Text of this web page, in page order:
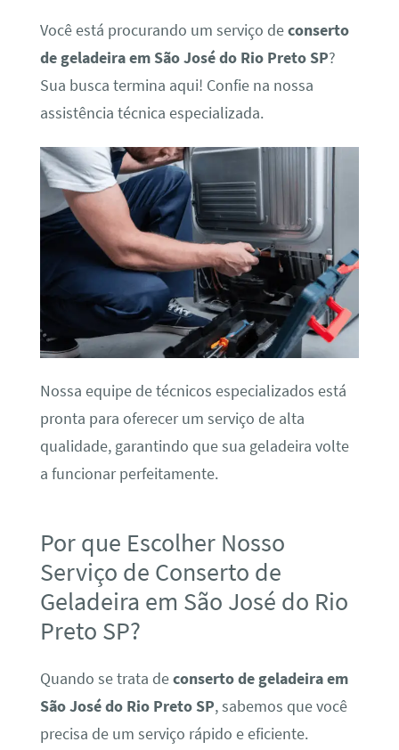
Você está procurando um serviço deconserto
de geladeira em São José do Rio Preto SP?
Sua busca termina aqui! Confie na nossa
assistência técnica especializada.
Nossa equipe de técnicos especializados está
pronta para oferecer um serviço de alta
qualidade, garantindo que sua geladeira volte
a funcionar perfeitamente.
Por que Escolher Nosso
Serviço de Conserto de
Geladeira em São José do Rio
Preto SP?
Quando se trata deconserto de geladeira em
São José do Rio Preto SP, sabemos que você
precisa de um serviço rápido e eficiente.